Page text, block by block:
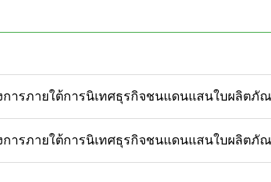
การภายใต้การนิเทศธุรกิจชนแดนแสนใบผลิต
การภายใต้การนิเทศธุรกิจชนแดนแสนใบผลิต